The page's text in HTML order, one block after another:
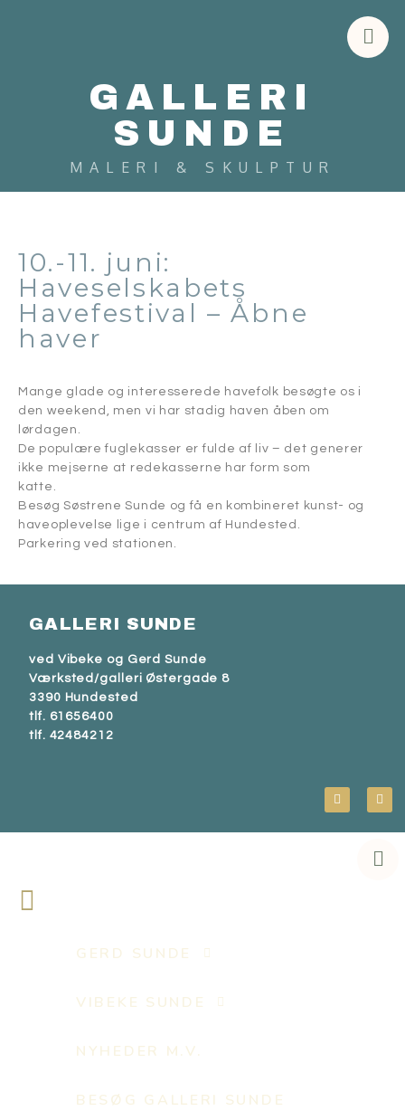
GALLERI
SUNDE
MALERI & SKULPTUR
10.-11. juni:
Haveselskabets
Havefestival – Åbne
haver
Mange glade og interesserede havefolk besøgte os i
den weekend, men vi har stadig haven åben om
lørdagen.
De populære fuglekasser er fulde af liv – det generer
ikke mejserne at redekasserne har form som
katte.
Besøg Søstrene Sunde og få en kombineret kunst- og
haveoplevelse lige i centrum af Hundested.
Parkering ved stationen.
GALLERI SUNDE
ved Vibeke og Gerd Sunde
Værksted/galleri Østergade 8
3390 Hundested
tlf. 61656400
tlf. 42484212
GERD SUNDE
VIBEKE SUNDE
NYHEDER M.V.
BESØG GALLERI SUNDE